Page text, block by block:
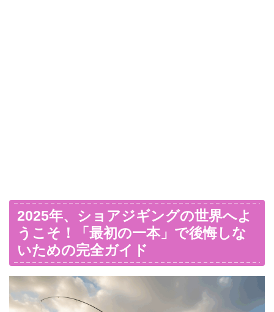
2025年、ショアジギングの世界へよ
うこそ！「最初の一本」で後悔しな
いための完全ガイド